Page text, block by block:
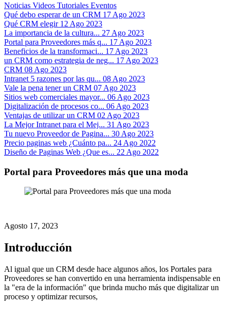
Noticias Videos Tutoriales Eventos
Qué debo esperar de un CRM 17 Ago 2023
Qué CRM elegir 12 Ago 2023
La importancia de la cultura... 27 Ago 2023
Portal para Proveedores más q... 17 Ago 2023
Beneficios de la transformaci... 17 Ago 2023
un CRM como estrategia de neg... 17 Ago 2023
CRM 08 Ago 2023
Intranet 5 razones por las qu... 08 Ago 2023
Vale la pena tener un CRM 07 Ago 2023
Sitios web comerciales mayor... 06 Ago 2023
Digitalización de procesos co... 06 Ago 2023
Ventajas de utilizar un CRM 02 Ago 2023
La Mejor Intranet para el Mej... 31 Ago 2023
Tu nuevo Proveedor de Pagina... 30 Ago 2023
Precio paginas web ¿Cuánto pa... 24 Ago 2022
Diseño de Paginas Web ¿Que es... 22 Ago 2022
Portal para Proveedores más que una moda
Agosto 17, 2023
Introducción
Al igual que un CRM desde hace algunos años, los Portales para
Proveedores se han convertido en una herramienta indispensable en
la "era de la información" que brinda mucho más que digitalizar un
proceso y optimizar recursos,